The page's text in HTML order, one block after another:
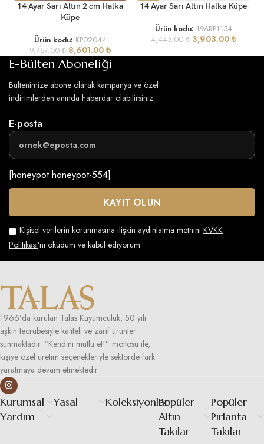
14 Ayar Sarı Altın 2 cm Halka
Küpe
Ürün kodu: KP02044
9,757.00₺ 8,601.00₺
14 Ayar Sarı Altın Halka Küpe
Ürün kodu: 19ARP1154
4,445.00₺ 3,903.00 ₺
E-Bülten Aboneliği
Bültenimize abone olarak kampanya ve özel
indirimlerden anında haberdar olabilirsiniz
E-posta
[honeypot honeypot-554]
Kişisel verilerin korunmasına ilişkin aydınlatma metnini KVKK
Politikası’nı okudum ve kabul ediyorum.
1966’da kurulan Talas Kuyumculuk, 50 yılı
aşkın tecrübesiyle kaliteli ve zarif ürünler
sunmaktadır. “Kendini mutlu et!” mottosu ile,
kişiye özel üretim seçenekleriyle sektörde fark
yaratmaya devam etmektedir.
Kurumsal
Yardım
Yasal KoleksiyonlarPopüler
Altın
Takılar
Popüler
Pırlanta
Takılar